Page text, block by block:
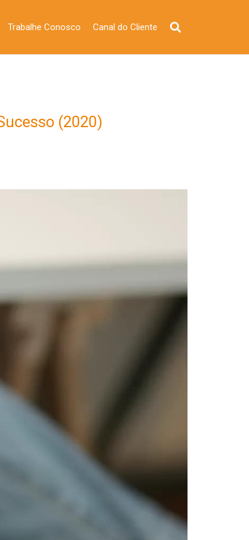
Trabalhe Conosco Canal do Cliente
(2020)